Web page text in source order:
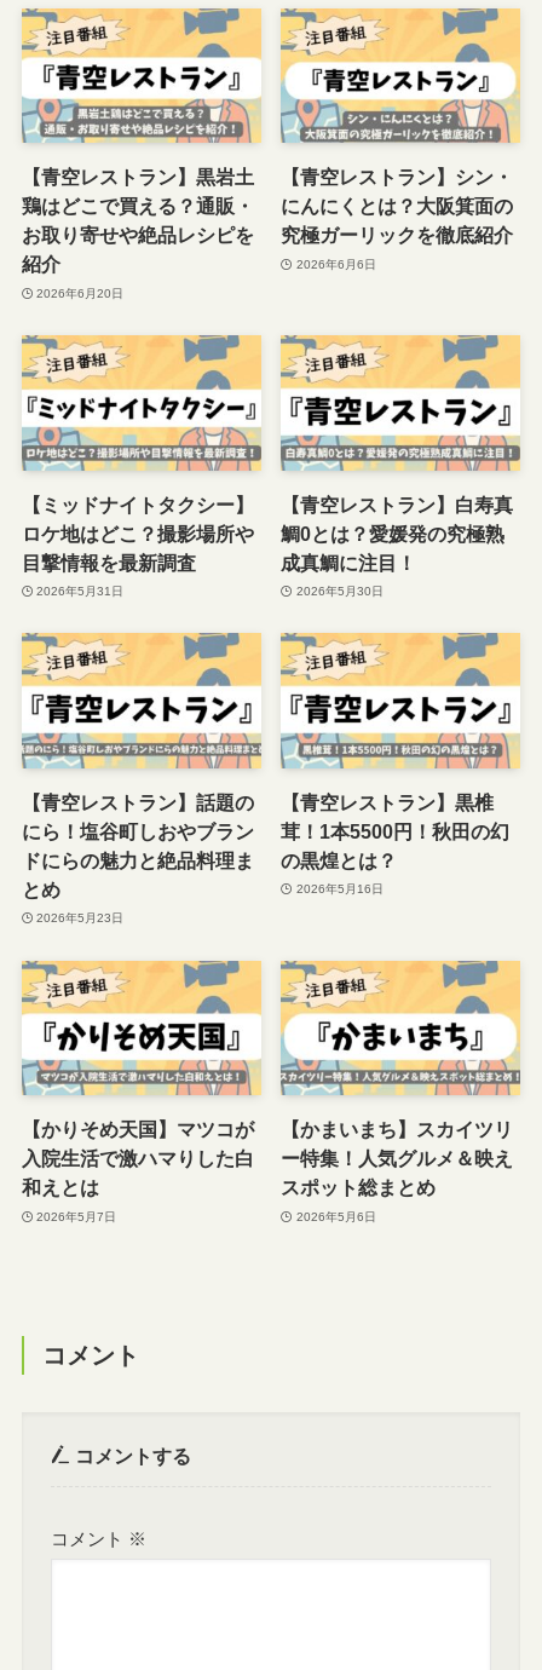
【青空レストラン】黒岩土
鶏はどこで買える？通販・
お取り寄せや絶品レシピを
紹介
2026年6月20日
【青空レストラン】シン・
にんにくとは？大阪箕面の
究極ガーリックを徹底紹介
2026年6月6日
【ミッドナイトタクシー】
ロケ地はどこ？撮影場所や
目撃情報を最新調査
2026年5月31日
【青空レストラン】白寿真
鯛0とは？愛媛発の究極熟
成真鯛に注目！
2026年5月30日
【青空レストラン】話題の
にら！塩谷町しおやブラン
ドにらの魅力と絶品料理ま
とめ
2026年5月23日
【青空レストラン】黒椎
茸！1本5500円！秋田の幻
の黒煌とは？
2026年5月16日
【かりそめ天国】マツコが
入院生活で激ハマりした白
和えとは
2026年5月7日
【かまいまち】スカイツリ
ー特集！人気グルメ＆映え
スポット総まとめ
2026年5月6日
コメント
コメントする
コメント ※